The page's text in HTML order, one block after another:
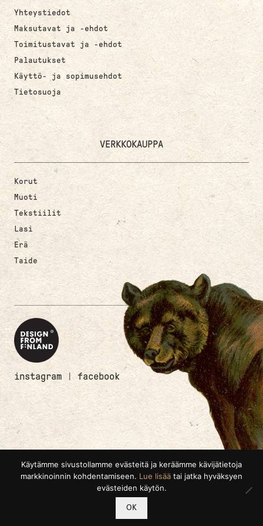
Yhteystiedot
Maksutavat ja -ehdot
Toimitustavat ja -ehdot
Palautukset
Käyttö- ja sopimusehdot
Tietosuoja
VERKKOKAUPPA
Korut
Muoti
Tekstiilit
Lasi
Erä
Taide
instagram |facebook
Käytämme sivustollamme evästeitä ja keräämme kävijätietoja
markkinoinnin kohdentamiseen. Lue lisää tai jatka hyväksyen
evästeiden käytön.
OK